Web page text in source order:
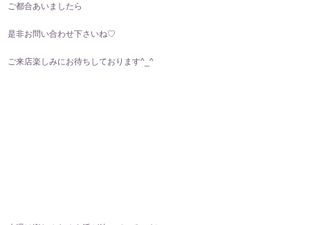
ご都合あいましたら
是非お問い合わせ下さいね♡
ご来店楽しみにお待ちしております^⁠_⁠^